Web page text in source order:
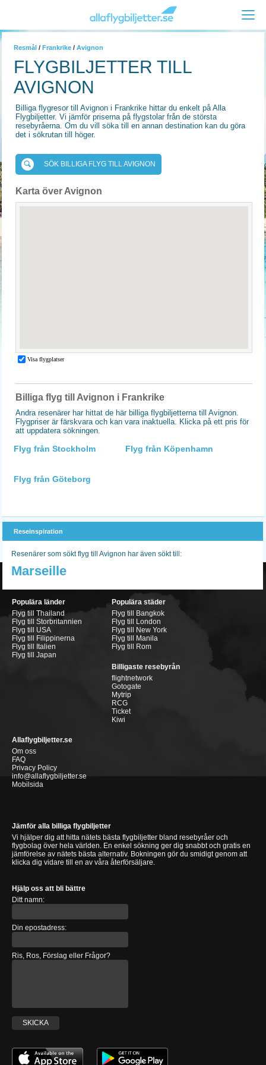
Resmål / Frankrike / Avignon
FLYGBILJETTER TILL
AVIGNON
Billiga flygresor till Avignon i Frankrike hittar du enkelt på Alla
Flygbiljetter. Vi jämför priserna på flygstolar från de största
resebyråerna. Om du vill söka till en annan destination kan du göra
det i sökrutan till höger.
SÖK BILLIGA FLYG TILL AVIGNON
Karta över Avignon
Billiga flyg till Avignon i Frankrike
Andra resenärer har hittat de här billiga flygbiljetterna till Avignon.
Flygpriser är färskvara och kan vara inaktuella. Klicka på ett pris för
att uppdatera sökningen.
Flyg från Stockholm Flyg från Köpenhamn
Flyg från Göteborg
Reseinspiration
Resenärer som sökt flyg till Avignon har även sökt till:
Marseille
Populära länder
Flyg till Thailand
Flyg till Storbritannien
Flyg till USA
Flyg till Filippinerna
Flyg till Italien
Flyg till Japan
Populära städer
Flyg till Bangkok
Flyg till London
Flyg till New York
Flyg till Manila
Flyg till Rom
Billigaste resebyrån
flightnetwork
Gotogate
Mytrip
RCG
Ticket
Kiwi
Allaflygbiljetter.se
Om oss
FAQ
Privacy Policy
info@allaflygbiljetter.se
Mobilsida
Jämför alla billiga flygbiljetter
Vi hjälper dig att hitta nätets bästa flygbiljetter bland resebyråer och
flygbolag över hela världen. En enkel sökning ger dig snabbt och gratis en
jämförelse av nätets bästa alternativ. Bokningen gör du smidigt genom att
klicka dig vidare till en av våra återförsäljare.
Hjälp oss att bli bättre
Ditt namn:
Din epostadress:
Ris, Ros, Förslag eller Frågor?
SKICKA